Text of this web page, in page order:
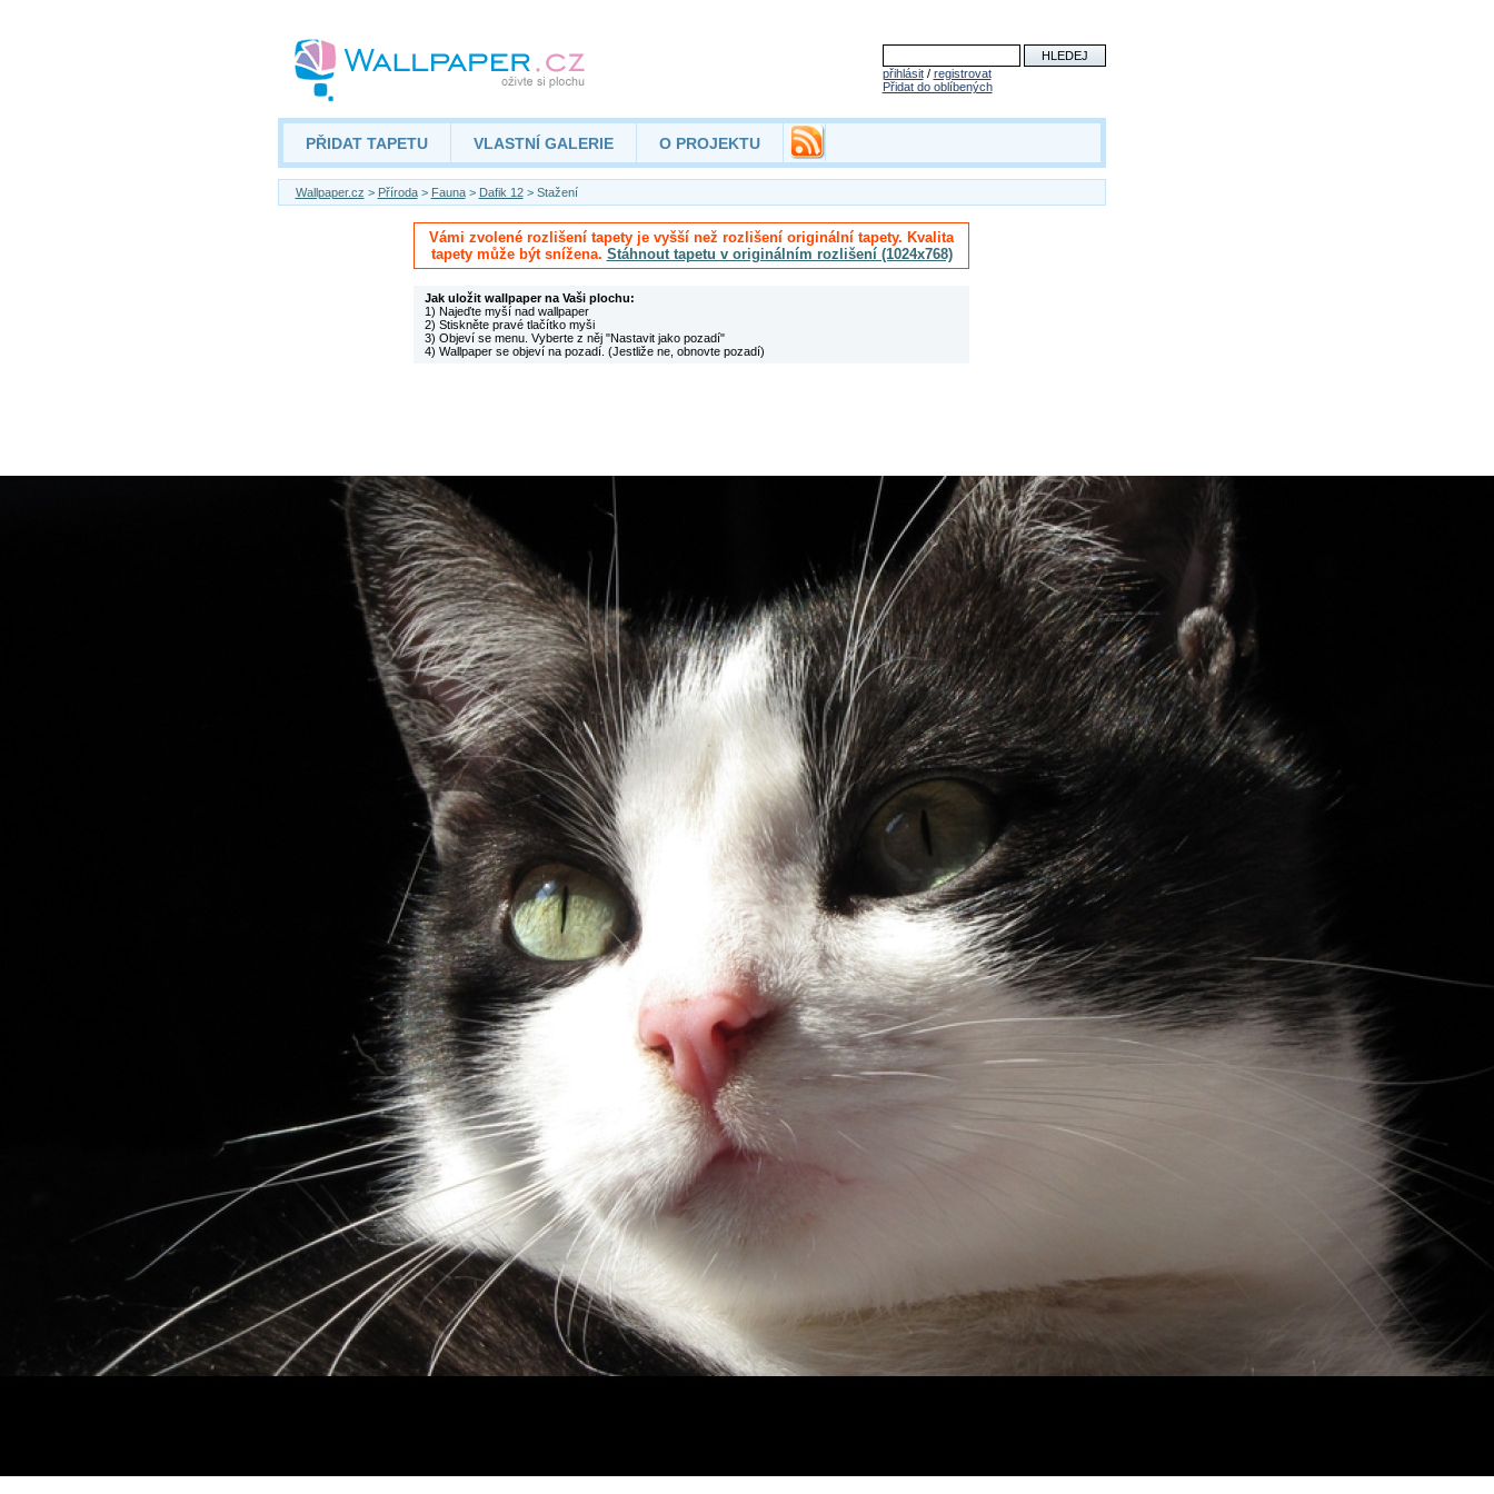
přihlásit/ registrovat
Přidat do oblíbených
PŘIDAT TAPETU VLASTNÍ GALERIE O PROJEKTU
Wallpaper.cz > Příroda> Fauna> Dafik 12> Stažení
Vámi zvolené rozlišení tapety je vyšší než rozlišení originální tapety. Kvalita
tapety může být snížena. Stáhnout tapetu v originálním rozlišení (1024x768)
Jak uložit wallpaper na Vaši plochu:
1) Najeďte myší nad wallpaper
2) Stiskněte pravé tlačítko myši
3) Objeví se menu. Vyberte z něj "Nastavit jako pozadí"
4) Wallpaper se objeví na pozadí. (Jestliže ne, obnovte pozadí)